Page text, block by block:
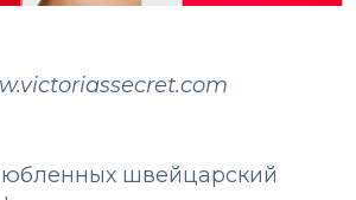
швейцарский